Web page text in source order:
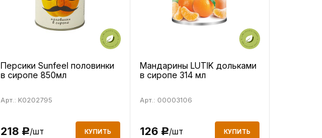
Персики Sunfeel половинки
в сиропе 850мл
Арт.: K0202795
218 Р/шт КУПИТЬ
Мандарины LUTIK дольками
в сиропе 314 мл
Арт.: 00003106
126 Р/шт КУПИТЬ